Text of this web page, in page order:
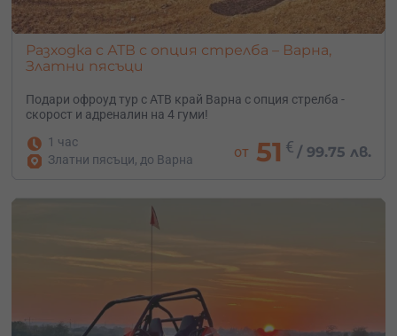
Разходка с АТВ с опция стрелба – Варна,
Златни пясъци
Подари офроуд тур с АТВ край Варна с опция стрелба -
скорост и адреналин на 4 гуми!
1 час
Златни пясъци, до Варна
от 51 € / 99.75 лв.